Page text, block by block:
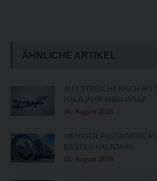
ÄHNLICHE ARTIKEL
AUA STREICHT NACH
HALBJAHR WIEN-GRAZ
04. August 2026
WENIGER PASSAGIERE
ERSTEN HALBJAHR
03. August 2026